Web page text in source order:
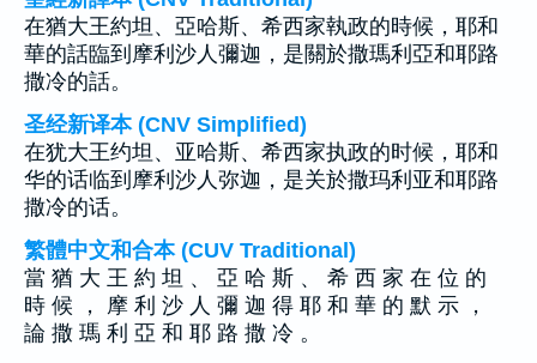
在猶大王約坦、亞哈斯、希西家執政的時候，耶和
華的話臨到摩利沙人彌迦，是關於撒瑪利亞和耶路
撒冷的話。
圣经新译本 (CNV Simplified)
在犹大王约坦、亚哈斯、希西家执政的时候，耶和
华的话临到摩利沙人弥迦，是关於撒玛利亚和耶路
撒冷的话。
繁體中文和合本 (CUV Traditional)
當 猶 大 王 約 坦 、 亞 哈 斯 、 希 西 家 在 位 的
時 候 ， 摩 利 沙 人 彌 迦 得 耶 和 華 的 默 示 ，
論 撒 瑪 利 亞 和 耶 路 撒 冷 。